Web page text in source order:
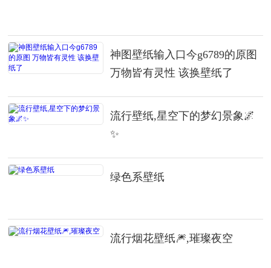
神图壁纸输入口今g6789的原图
万物皆有灵性 该换壁纸了
流行壁纸,星空下的梦幻景象🌌
✨
绿色系壁纸
流行烟花壁纸🎆,璀璨夜空